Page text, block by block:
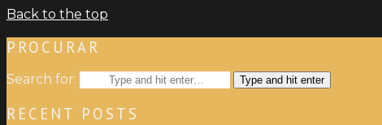
Back to the top
PROCURAR
Search for: Type and hit enter
RECENT POSTS